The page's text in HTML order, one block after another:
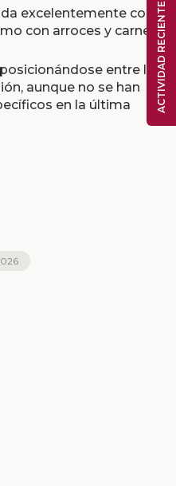
ACTIVIDAD RECIENTE
excelentemente con
con arroces y carnes
entre los
aunque no se han
en la última